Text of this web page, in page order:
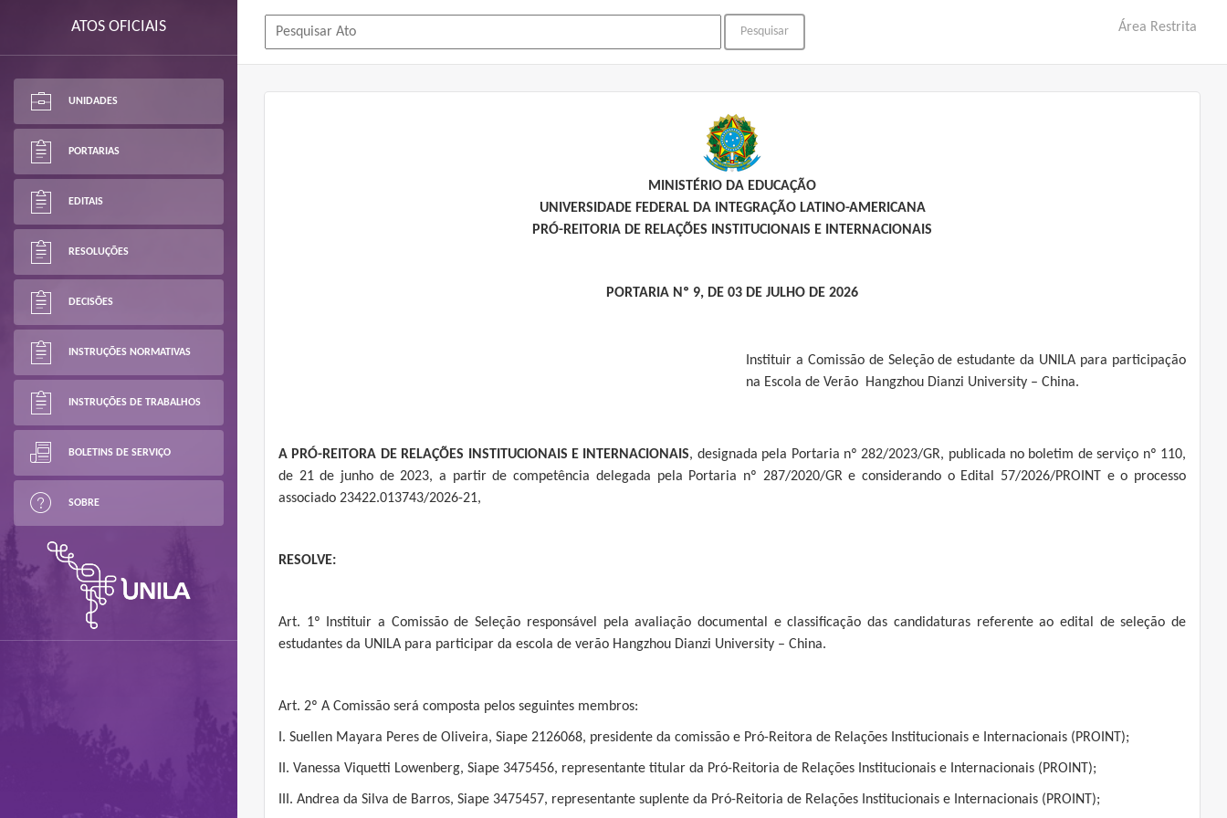
ATOS OFICIAIS
UNIDADES
PORTARIAS
EDITAIS
RESOLUÇÕES
DECISÕES
INSTRUÇÕES NORMATIVAS
INSTRUÇÕES DE TRABALHOS
BOLETINS DE SERVIÇO
SOBRE
Área Restrita
MINISTÉRIO DA EDUCAÇÃO
UNIVERSIDADE FEDERAL DA INTEGRAÇÃO LATINO-AMERICANA
PRÓ-REITORIA DE RELAÇÕES INSTITUCIONAIS E INTERNACIONAIS
PORTARIA Nº 9, DE 03 DE JULHO DE 2026
Instituir a Comissão de Seleção de estudante da UNILA para participação
na Escola de Verão Hangzhou Dianzi University – China.
A PRÓ-REITORA DE RELAÇÕES INSTITUCIONAIS E INTERNACIONAIS, designada pela Portaria nº 282/2023/GR, publicada no boletim de serviço nº 110,
de 21 de junho de 2023, a partir de competência delegada pela Portaria nº 287/2020/GR e considerando o Edital 57/2026/PROINT e o processo
associado 23422.013743/2026-21,
RESOLVE:
Art. 1º Instituir a Comissão de Seleção responsável pela avaliação documental e classificação das candidaturas referente ao edital de seleção de
estudantes da UNILA para participar da escola de verão Hangzhou Dianzi University – China.
Art. 2º A Comissão será composta pelos seguintes membros:
I. Suellen Mayara Peres de Oliveira, Siape 2126068, presidente da comissão e Pró-Reitora de Relações Institucionais e Internacionais (PROINT);
II. Vanessa Viquetti Lowenberg, Siape 3475456, representante titular da Pró-Reitoria de Relações Institucionais e Internacionais (PROINT);
III. Andrea da Silva de Barros, Siape 3475457, representante suplente da Pró-Reitoria de Relações Institucionais e Internacionais (PROINT);